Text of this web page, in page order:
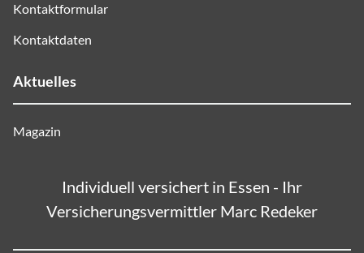
Kontaktformular
Kontaktdaten
Aktuelles
Magazin
Individuell versichert in Essen - Ihr
Versicherungsvermittler Marc Redeker